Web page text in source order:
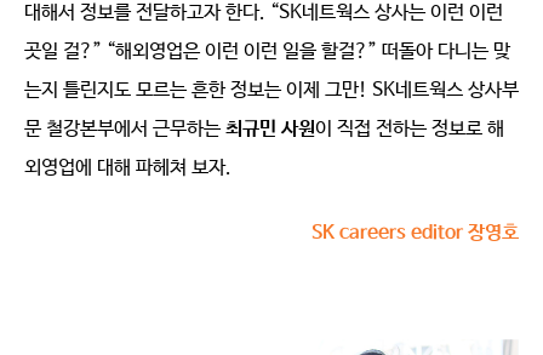
대해서 정보를 전달하고자 한다. “SK네트웍스 상사는 이런 이런
곳일 걸?” “해외영업은 이런 이런 일을 할걸?” 떠돌아 다니는 맞
는지 틀린지도 모르는 흔한 정보는 이제 그만! SK네트웍스 상사부
문 철강본부에서 근무하는최규민 사원이 직접 전하는 정보로 해
외영업에 대해 파헤쳐 보자.
SK careers editor 장영호